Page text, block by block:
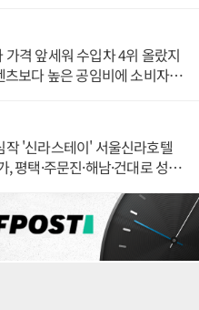
가격 앞세워 수입차 4위 올랐지
츠보다 높은 공임비에 소비자
작 '신라스테이' 서울신라호텔
, 평택·주문진·해남·건대로 성